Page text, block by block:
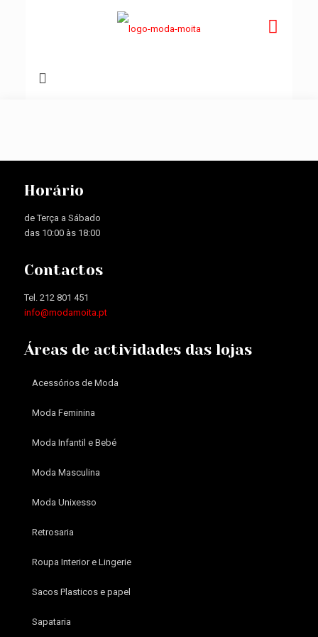
Horário
de Terça a Sábado
das 10:00 às 18:00
Contactos
Tel. 212 801 451
info@modamoita.pt
Áreas de actividades das lojas
Acessórios de Moda
Moda Feminina
Moda Infantil e Bebé
Moda Masculina
Moda Unixesso
Retrosaria
Roupa Interior e Lingerie
Sacos Plasticos e papel
Sapataria